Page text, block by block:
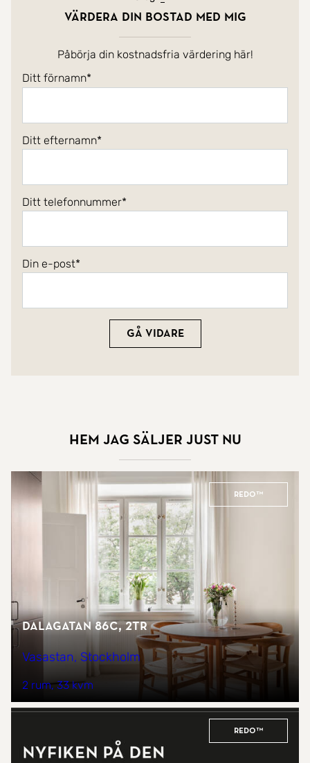
Värdera din bostad med mig
Påbörja din kostnadsfria värdering här!
Ditt förnamn
Ditt efternamn
Ditt telefonnummer
Din e-post
Gå vidare
Hem jag säljer just nu
REDO™
Dalagatan 86C, 2tr
Vasastan, Stockholm
2 rum 33 kvm
REDO™